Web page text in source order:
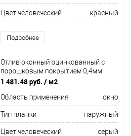
Цвет человеческий красный
Подробнее
Отлив оконный оцинкованный c
порошковым покрытием 0,4мм
ширина более 625 мм RAL 7001
1 481.48 руб. / м2
Область применения окно
Тип планки наружный
Цвет человеческий серый